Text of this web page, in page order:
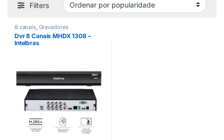
Filters
8 canais, Gravadores
Dvr 8 Canais MHDX 1308 –
Intelbras